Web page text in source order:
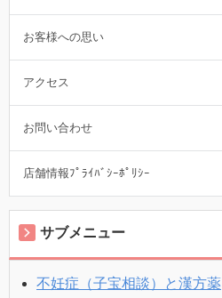
お客様への思い
アクセス
お問い合わせ
店舗情報ﾌﾟﾗｲﾊﾞｼｰﾎﾟﾘｼｰ
サブメニュー
不妊症（子宝相談）と漢方薬